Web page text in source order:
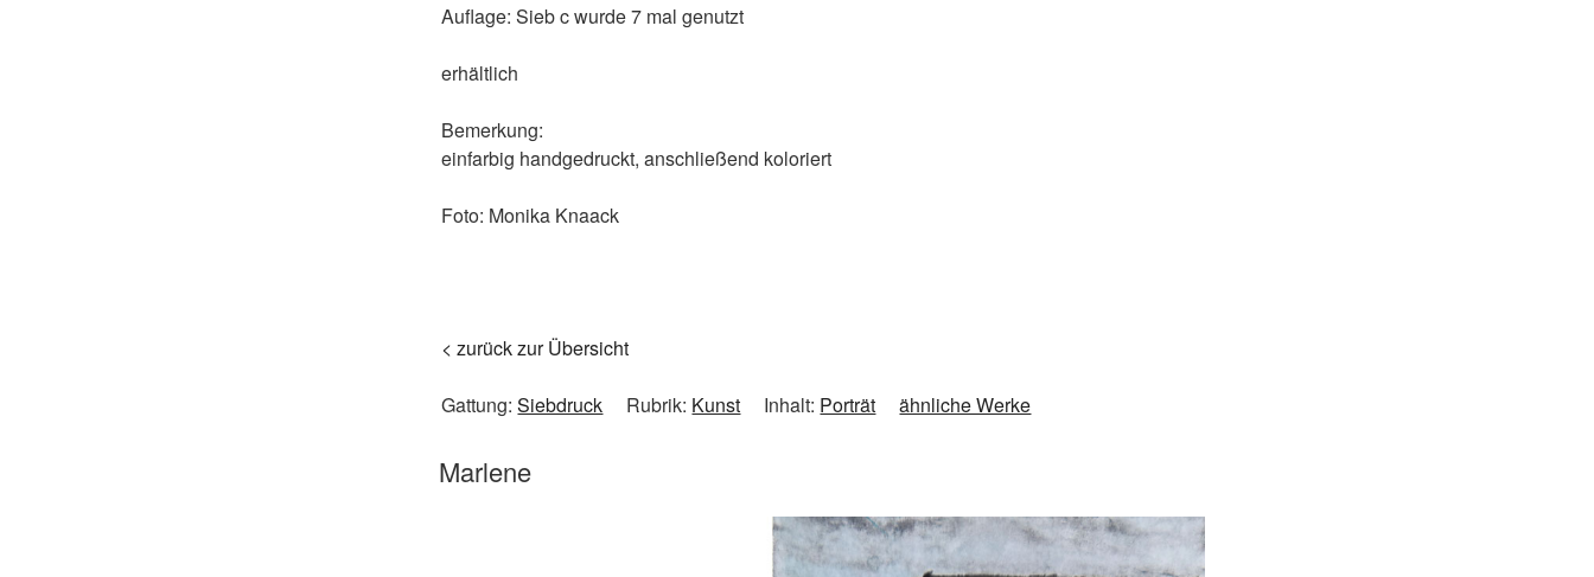
Auflage: Sieb c wurde 7 mal genutzt
erhältlich
Bemerkung:
einfarbig handgedruckt, anschließend koloriert
Foto: Monika Knaack
< zurück zur Übersicht
Gattung:Siebdruck Rubrik: Kunst Inhalt: Porträt ähnliche Werke
Marlene